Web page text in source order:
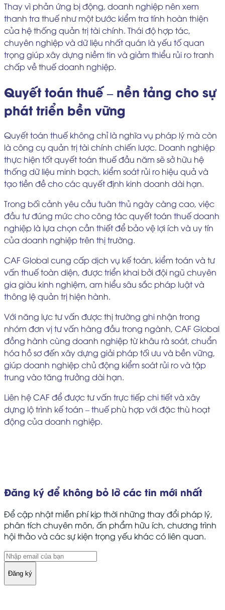
Thay vì phản ứng bị động, doanh nghiệp nên xem
thanh tra thuế như một bước kiểm tra tính hoàn thiện
của hệ thống quản trị tài chính. Thái độ hợp tác,
chuyên nghiệp và dữ liệu nhất quán là yếu tố quan
trọng giúp xây dựng niềm tin và giảm thiểu rủi ro tranh
chấp về thuế doanh nghiệp.
Quyết toán thuế – nền tảng cho sự
phát triển bền vững
Quyết toán thuế không chỉ là nghĩa vụ pháp lý mà còn
là công cụ quản trị tài chính chiến lược. Doanh nghiệp
thực hiện tốt quyết toán thuế đầu năm sẽ sở hữu hệ
thống dữ liệu minh bạch, kiểm soát rủi ro hiệu quả và
tạo tiền đề cho các quyết định kinh doanh dài hạn.
Trong bối cảnh yêu cầu tuân thủ ngày càng cao, việc
đầu tư đúng mức cho công tác quyết toán thuế doanh
nghiệp là lựa chọn cần thiết để bảo vệ lợi ích và uy tín
của doanh nghiệp trên thị trường.
CAF Global cung cấp dịch vụ kế toán, kiểm toán và tư
vấn thuế toàn diện, được triển khai bởi đội ngũ chuyên
gia giàu kinh nghiệm, am hiểu sâu sắc pháp luật và
thông lệ quản trị hiện hành.
Với năng lực tư vấn được thị trường ghi nhận trong
nhóm đơn vị tư vấn hàng đầu trong ngành, CAF Global
đồng hành cùng doanh nghiệp từ khâu rà soát, chuẩn
hóa hồ sơ đến xây dựng giải pháp tối ưu và bền vững,
giúp doanh nghiệp chủ động kiểm soát rủi ro và tập
trung vào tăng trưởng dài hạn.
Liên hệ CAF để được tư vấn trực tiếp chi tiết và xây
dựng lộ trình kế toán – thuế phù hợp với đặc thù hoạt
động của doanh nghiệp.
Đăng ký để không bỏ lỡ các tin mới nhất
Để cập nhật miễn phí kịp thời những thay đổi pháp lý,
phân tích chuyên môn, ấn phẩm hữu ích, chương trình
hội thảo và các sự kiện trọng yếu khác có liên quan.
Đăng ký